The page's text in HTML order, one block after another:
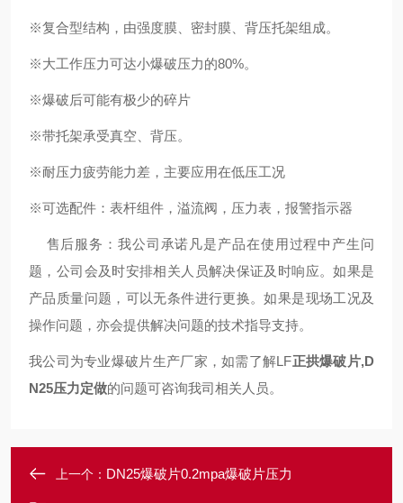
※复合型结构，由强度膜、密封膜、背压托架组成。
※大工作压力可达小爆破压力的80%。
※爆破后可能有极少的碎片
※带托架承受真空、背压。
※耐压力疲劳能力差，主要应用在低压工况
※可选配件：表杆组件，溢流阀，压力表，报警指示器
售后服务：我公司承诺凡是产品在使用过程中产生问
题，公司会及时安排相关人员解决保证及时响应。如果是
产品质量问题，可以无条件进行更换。如果是现场工况及
操作问题，亦会提供解决问题的技术指导支持。
我公司为专业爆破片生产厂家，如需了解LF正拱爆破片,D
N25压力定做的问题可咨询我司相关人员。
上一个： DN25爆破片0.2mpa爆破片压力